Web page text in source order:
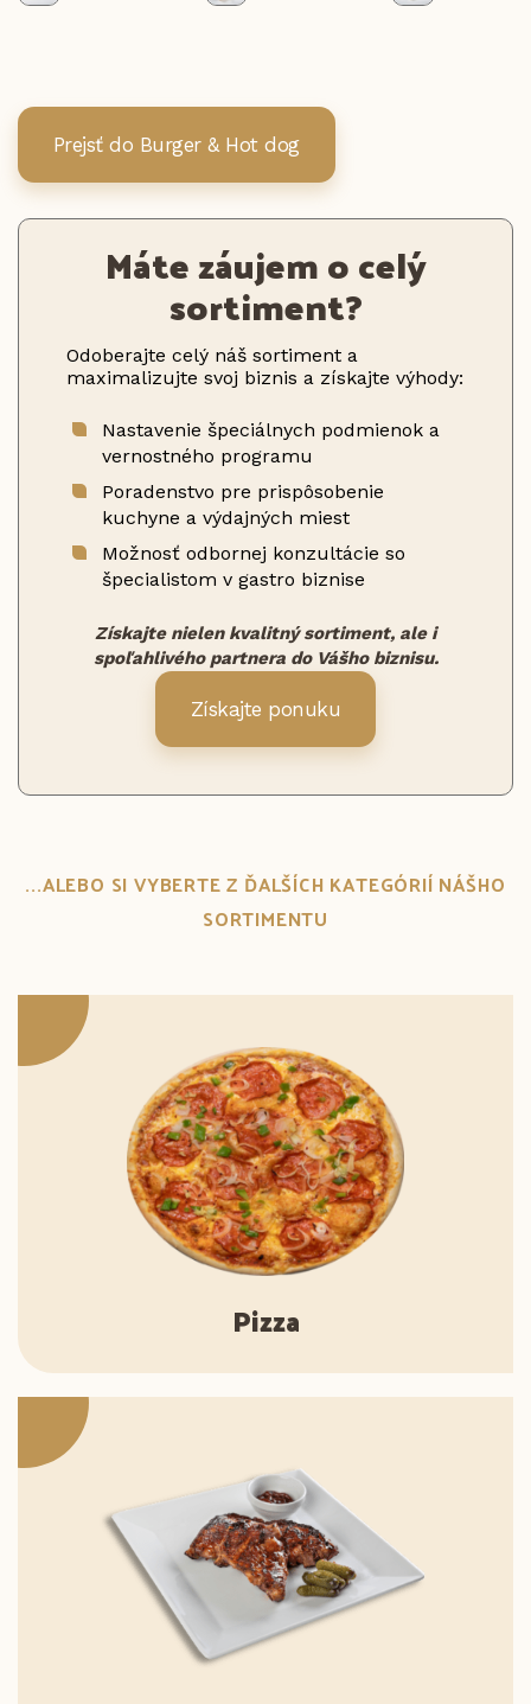
Prejsť do Burger & Hot dog
Máte záujem o celý
sortiment?
Odoberajte celý náš sortiment a
maximalizujte svoj biznis a získajte výhody:
Nastavenie špeciálnych podmienok a
vernostného programu
Poradenstvo pre prispôsobenie
kuchyne a výdajných miest
Možnosť odbornej konzultácie so
špecialistom v gastro biznise
Získajte nielen kvalitný sortiment, ale i
spoľahlivého partnera do Vášho biznisu.
Získajte ponuku
...ALEBO SI VYBERTE Z ĎALŠÍCH KATEGÓRIÍ NÁŠHO
SORTIMENTU
Pizza